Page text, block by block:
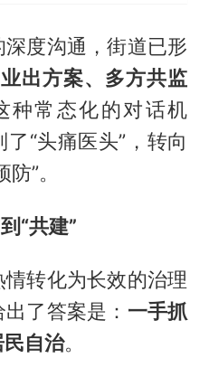
度沟通，街道已形
出方案、多方共监
种常态化的对话机
“头痛医头”，转向
”。
“共建”
转化为长效的治理
了答案是： 一手抓
自治。